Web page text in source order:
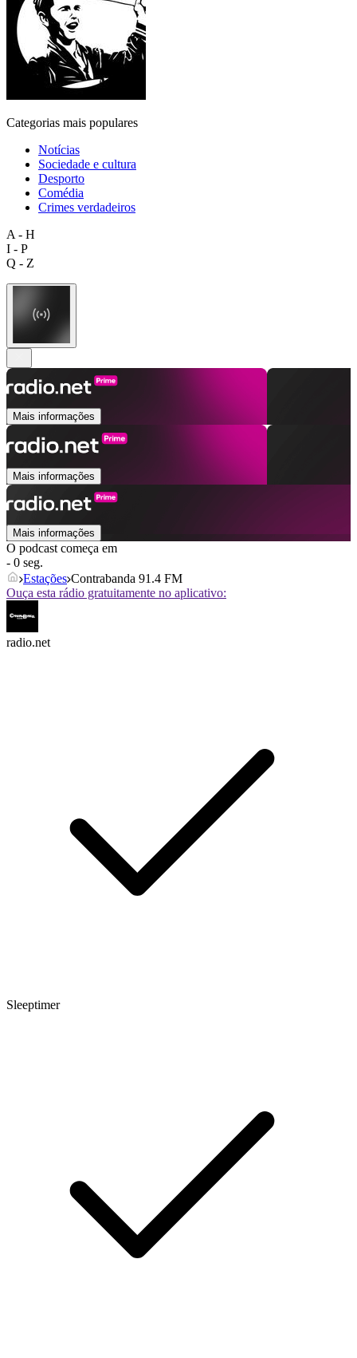
Categorias mais populares
Notícias
Sociedade e cultura
Desporto
Comédia
Crimes verdadeiros
A - H
I - P
Q - Z
Mais informações
Mais informações
Mais informações
O podcast começa em
- 0 seg.
Estações Contrabanda 91.4 FM
Ouça esta rádio gratuitamente no aplicativo:
radio.net
Sleeptimer